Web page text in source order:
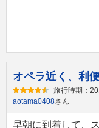
オペラ近く、利
旅行時期：
aotama0408さん
早朝に到着して、